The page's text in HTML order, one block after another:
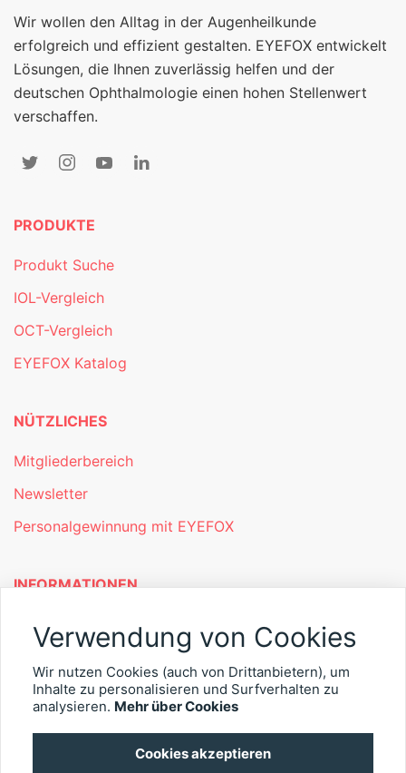
Wir wollen den Alltag in der Augenheilkunde
erfolgreich und effizient gestalten. EYEFOX entwickelt
Lösungen, die Ihnen zuverlässig helfen und der
deutschen Ophthalmologie einen hohen Stellenwert
verschaffen.
PRODUKTE
Produkt Suche
IOL-Vergleich
OCT-Vergleich
EYEFOX Katalog
NÜTZLICHES
Mitgliederbereich
Newsletter
Personalgewinnung mit EYEFOX
INFORMATIONEN
Was ist EYEFOX – Ihre Möglichkeiten
Kontakt
Verwendung von Cookies
Wir nutzen Cookies (auch von Drittanbietern), um
Inhalte zu personalisieren und Surfverhalten zu
analysieren. Mehr über Cookies
Cookies akzeptieren